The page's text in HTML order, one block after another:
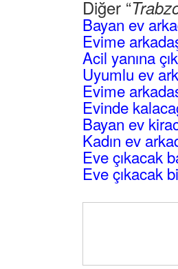
Diğer “
Bayan ev
Evime
Acil yanına
Uyumlu ev
Evime
Evinde
Bayan ev
Kadın ev
Eve çıkacak
Eve çıkacak